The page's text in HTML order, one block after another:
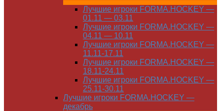
Лучшие игроки FORMA.HOCKEY —
01.11 — 03.11
Лучшие игроки FORMA.HOCKEY —
04.11 — 10.11
Лучшие игроки FORMA.HOCKEY —
11.11-17.11
Лучшие игроки FORMA.HOCKEY —
18.11-24.11
Лучшие игроки FORMA.HOCKEY —
25.11-30.11
Лучшие игроки FORMA.HOCKEY —
декабрь